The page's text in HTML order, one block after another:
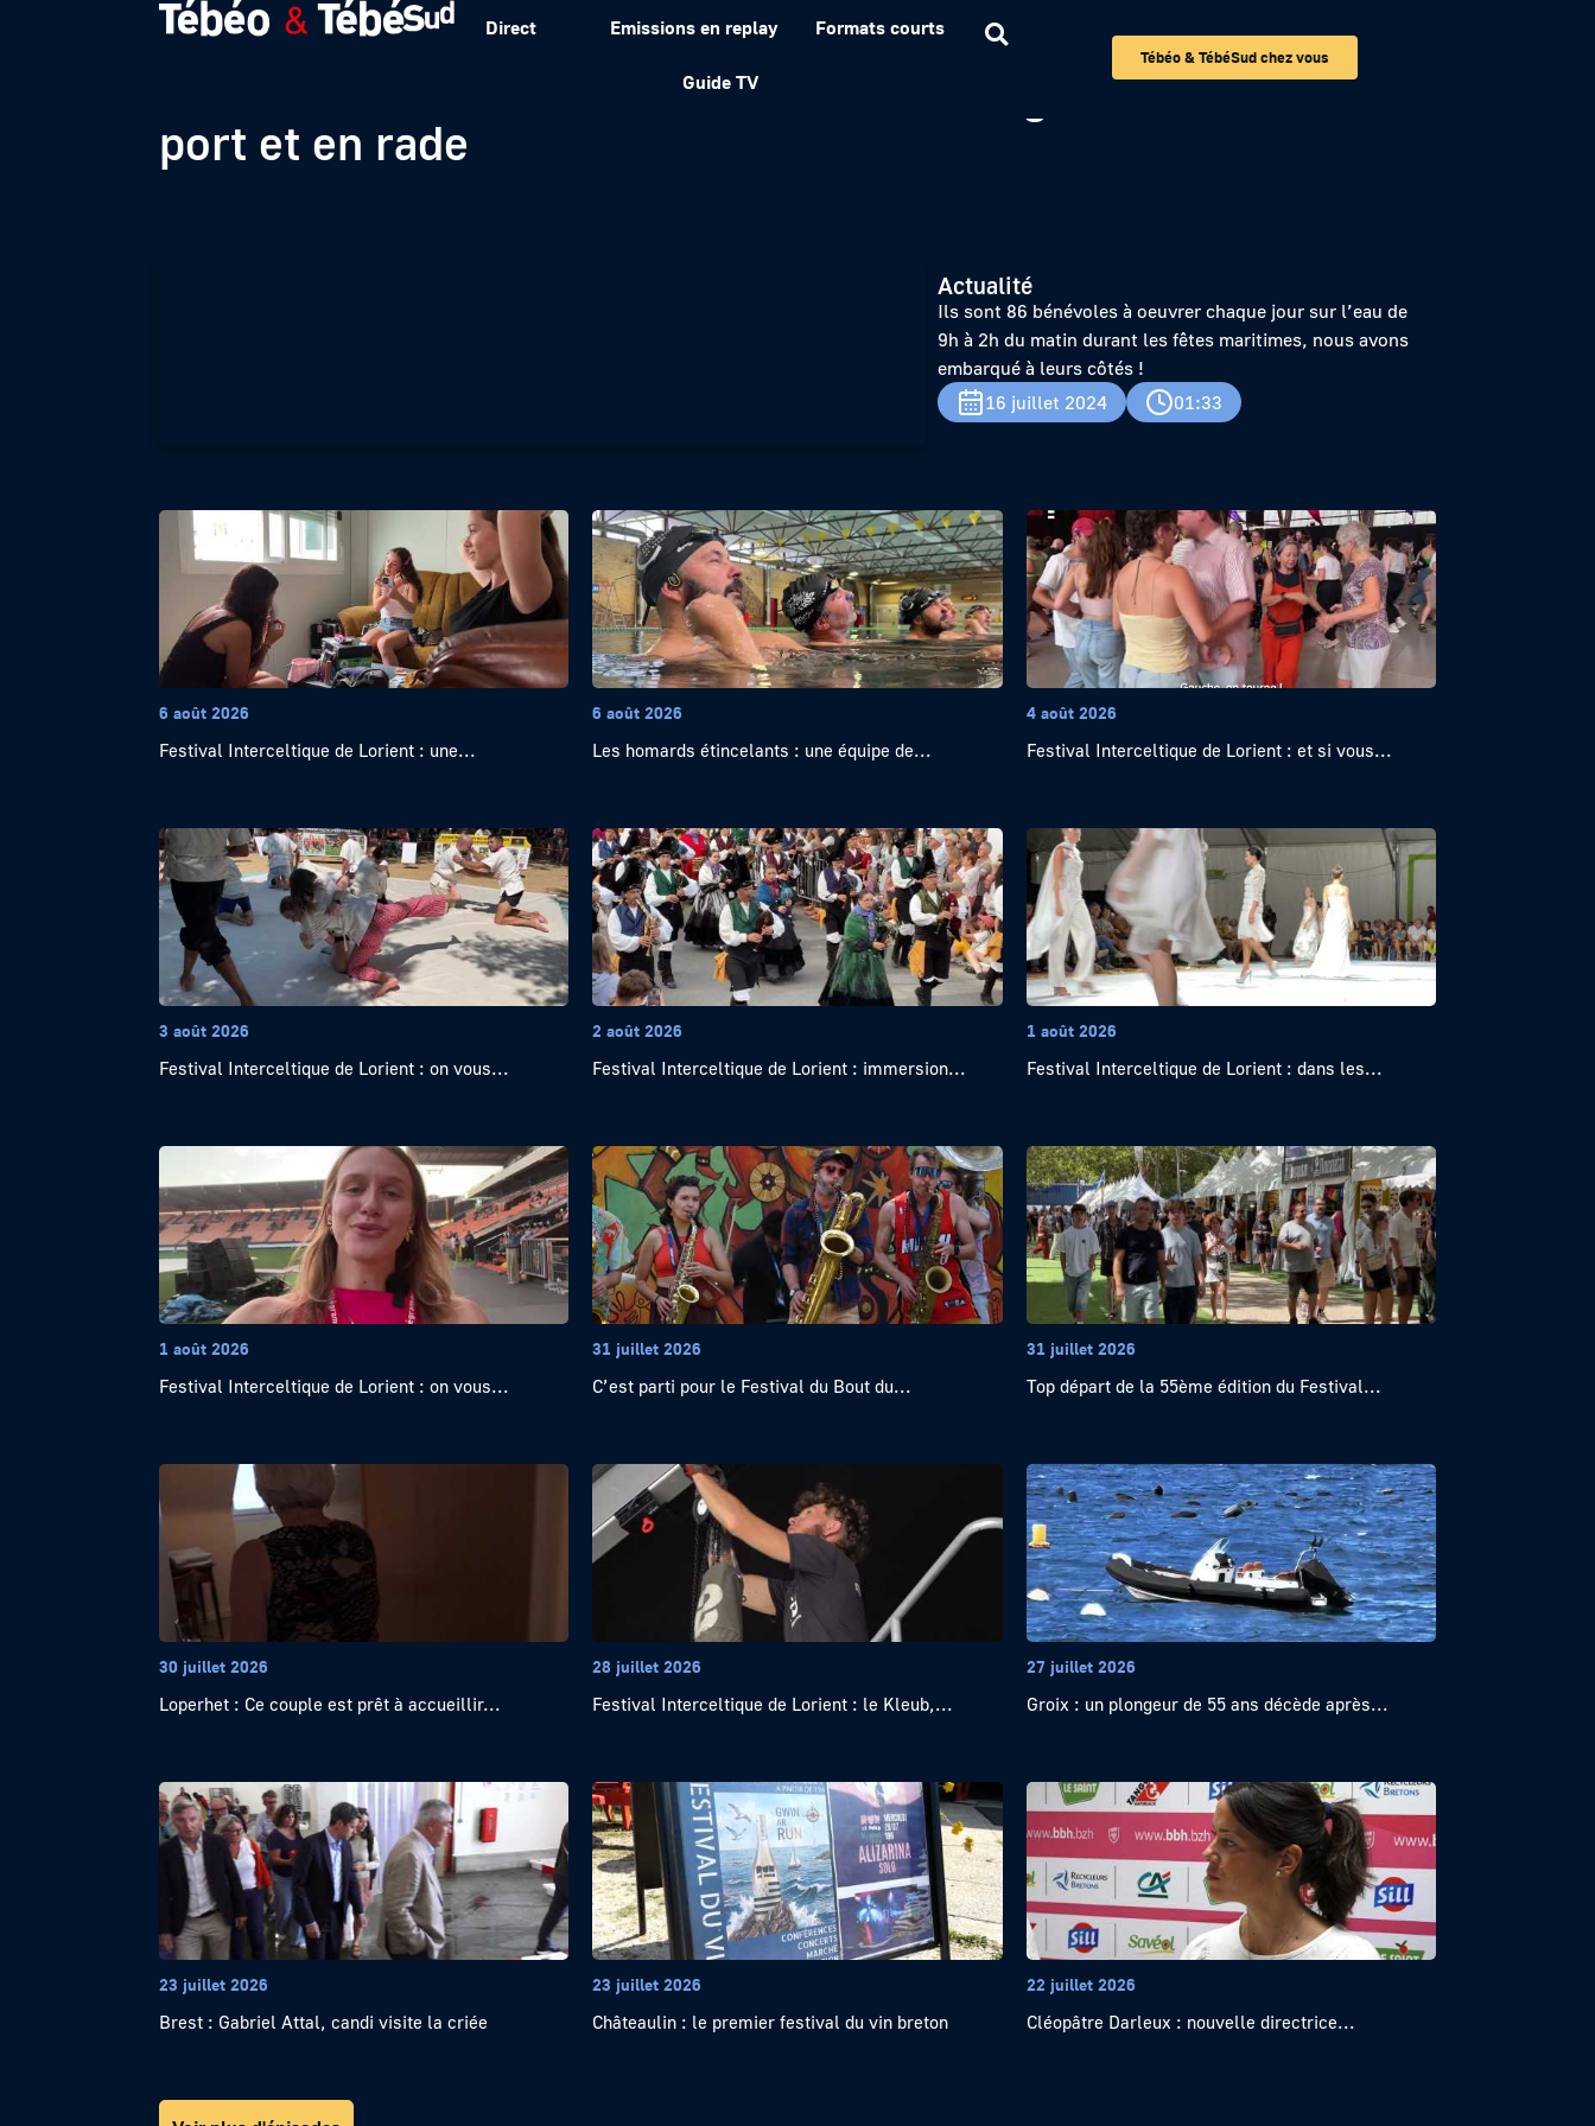
Direct Emissions en replay Formats courts
Guide TV
Tébéo & TébéSud chez vous
Fêtes Maritimes de Brest : la SNSM en vigilance dans le
port et en rade
Actualité
Ils sont 86 bénévoles à oeuvrer chaque jour sur l’eau de
9h à 2h du matin durant les fêtes maritimes, nous avons
embarqué à leurs côtés !
16 juillet 2024
01:33
6 août 2026
Festival Interceltique de Lorient : une...
6 août 2026
Les homards étincelants : une équipe de...
4 août 2026
Festival Interceltique de Lorient : et si vous...
3 août 2026
Festival Interceltique de Lorient : on vous...
2 août 2026
Festival Interceltique de Lorient : immersion...
1 août 2026
Festival Interceltique de Lorient : dans les...
1 août 2026
Festival Interceltique de Lorient : on vous...
31 juillet 2026
C’est parti pour le Festival du Bout du...
31 juillet 2026
Top départ de la 55ème édition du Festival...
30 juillet 2026
Loperhet : Ce couple est prêt à accueillir...
28 juillet 2026
Festival Interceltique de Lorient : le Kleub,...
27 juillet 2026
Groix : un plongeur de 55 ans décède après...
23 juillet 2026
Brest : Gabriel Attal, candi visite la criée
23 juillet 2026
Châteaulin : le premier festival du vin breton
22 juillet 2026
Cléopâtre Darleux : nouvelle directrice...